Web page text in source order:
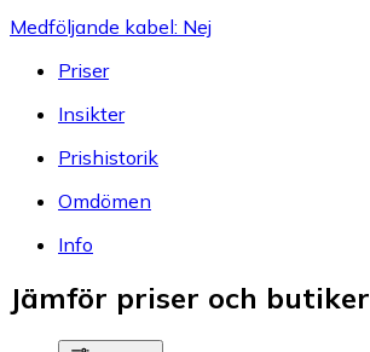
Medföljande kabel: Nej
Priser
Insikter
Prishistorik
Omdömen
Info
Jämför priser och butiker